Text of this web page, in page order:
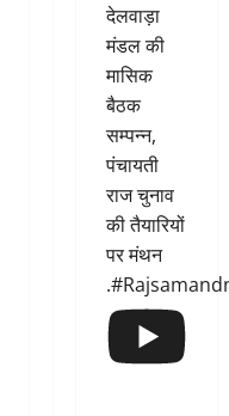
देलवाड़ा
मंडल की
मासिक
बैठक
सम्पन्न,
पंचायती
राज चुनाव
की तैयारियों
पर मंथन